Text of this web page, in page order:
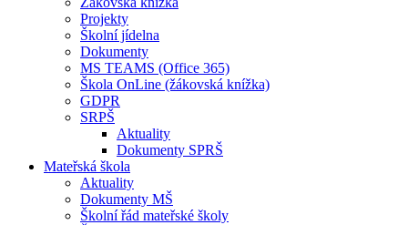
Projekty
Školní jídelna
Dokumenty
MS TEAMS (Office 365)
Škola OnLine (žákovská knížka)
GDPR
SRPŠ
Aktuality
Dokumenty SPRŠ
Mateřská škola
Aktuality
Dokumenty MŠ
Školní řád mateřské školy